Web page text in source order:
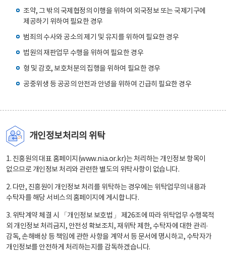
조약, 그 밖의 국제협정의 이행을 위하여 외국정보 또는 국제기구에
제공하기 위하여 필요한 경우
범죄의 수사와 공소의 제기 및 유지를 위하여 필요한 경우
법원의 재판업무 수행을 위하여 필요한 경우
형 및 감호, 보호처분의 집행을 위하여 필요한 경우
공중위생 등 공공의 안전과 안녕을 위하여 긴급히 필요한 경우
개인정보처리의 위탁
1. 진흥원의 대표 홈페이지(www.nia.or.kr)는 처리하는 개인정보 항목이
없으므로 개인정보 처리와 관련한 별도의 위탁사항이 없습니다.
2. 다만, 진흥원이 개인정보 처리를 위탁하는 경우에는 위탁업무의 내용과
수탁자를 해당 서비스의 홈페이지에 게시합니다.
3. 위탁계약 체결 시 「개인정보 보호법」 제26조에 따라 위탁업무 수행목적
외 개인정보 처리금지, 안전성 확보조치, 재위탁 제한, 수탁자에 대한 관리·
감독, 손해배상 등 책임에 관한 사항을 계약서 등 문서에 명시하고, 수탁자가
개인정보를 안전하게 처리하는지를 감독하겠습니다.